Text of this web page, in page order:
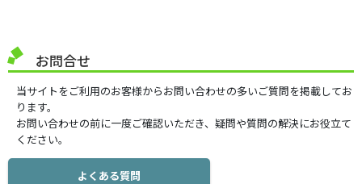
お問合せ
当サイトをご利用のお客様からお問い合わせの多いご質問を掲載してお
ります。
お問い合わせの前に一度ご確認いただき、疑問や質問の解決にお役立て
ください。
よくある質問